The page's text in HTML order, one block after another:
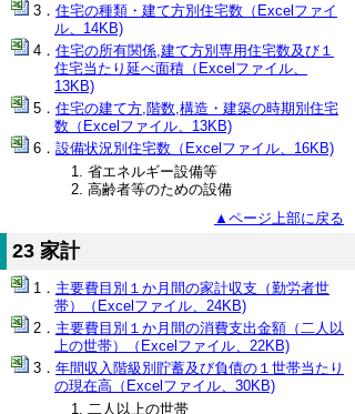
住宅の種類・建て方別住宅数（Excelファイ
ル、14KB)
住宅の所有関係,建て方別専用住宅数及び１
住宅当たり延べ面積（Excelファイル、
13KB)
住宅の建て方,階数,構造・建築の時期別住宅
数（Excelファイル、13KB)
設備状況別住宅数（Excelファイル、16KB)
省エネルギー設備等
高齢者等のための設備
▲ページ上部に戻る
23 家計
主要費目別１か月間の家計収支（勤労者世
帯）（Excelファイル、24KB)
主要費目別１か月間の消費支出金額（二人以
上の世帯）（Excelファイル、22KB)
年間収入階級別貯蓄及び負債の１世帯当たり
の現在高（Excelファイル、30KB)
二人以上の世帯